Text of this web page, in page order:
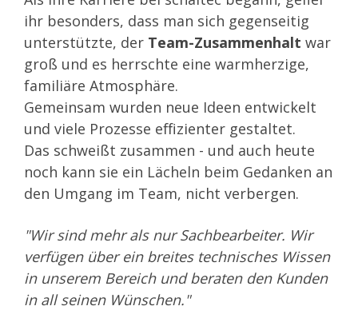
ihr besonders, dass man sich gegenseitig
unterstützte, der Team-Zusammenhalt war
groß und es herrschte eine warmherzige,
familiäre Atmosphäre.
Gemeinsam wurden neue Ideen entwickelt
und viele Prozesse effizienter gestaltet.
Das schweißt zusammen - und auch heute
noch kann sie ein Lächeln beim Gedanken an
den Umgang im Team, nicht verbergen.
"Wir sind mehr als nur Sachbearbeiter. Wir
verfügen über ein breites technisches Wissen
in unserem Bereich und beraten den Kunden
in all seinen Wünschen."